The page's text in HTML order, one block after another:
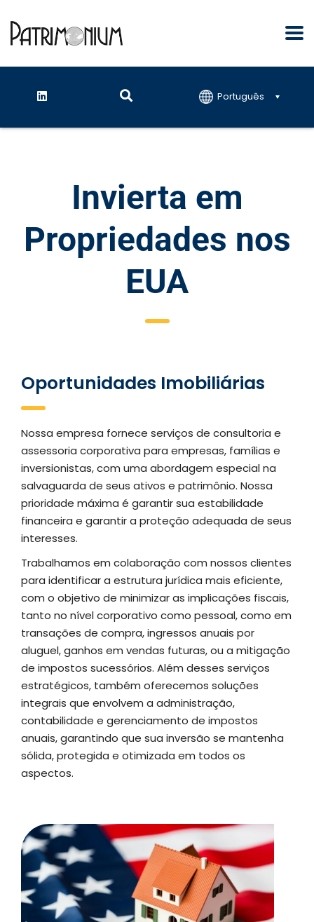
Português
Invierta em
Propriedades nos
EUA
Oportunidades Imobiliárias
Nossa empresa fornece serviços de consultoria e
assessoria corporativa para empresas, famílias e
inversionistas, com uma abordagem especial na
salvaguarda de seus ativos e patrimônio. Nossa
prioridade máxima é garantir sua estabilidade
financeira e garantir a proteção adequada de seus
interesses.
Trabalhamos em colaboração com nossos clientes
para identificar a estrutura jurídica mais eficiente,
com o objetivo de minimizar as implicações fiscais,
tanto no nível corporativo como pessoal, como em
transações de compra, ingressos anuais por
aluguel, ganhos em vendas futuras, ou a mitigação
de impostos sucessórios. Além desses serviços
estratégicos, também oferecemos soluções
integrais que envolvem a administração,
contabilidade e gerenciamento de impostos
anuais, garantindo que sua inversão se mantenha
sólida, protegida e otimizada em todos os
aspectos.